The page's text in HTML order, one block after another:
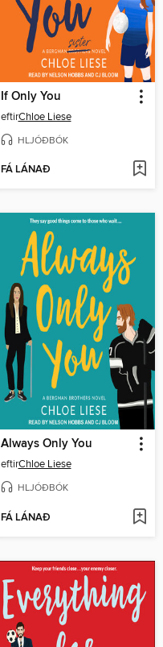
If Only You
eftirChloe Liese
HLJÓÐBÓK
FÁ LÁNAÐ
Always Only You
eftirChloe Liese
HLJÓÐBÓK
FÁ LÁNAÐ